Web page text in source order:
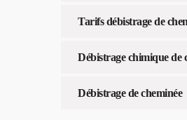
Tarifs débistrage de
Débistrage chimique de
Débistrage de cheminée